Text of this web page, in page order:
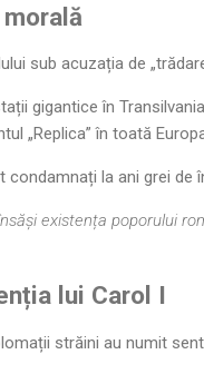
sub acuzația de
gigantice în
„Replica” în toată
la ani grei de
existența poporului
lui Carol I
străini au numit